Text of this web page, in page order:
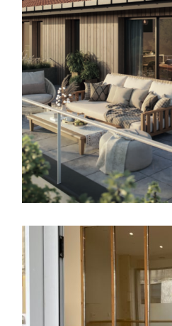
Aménagements